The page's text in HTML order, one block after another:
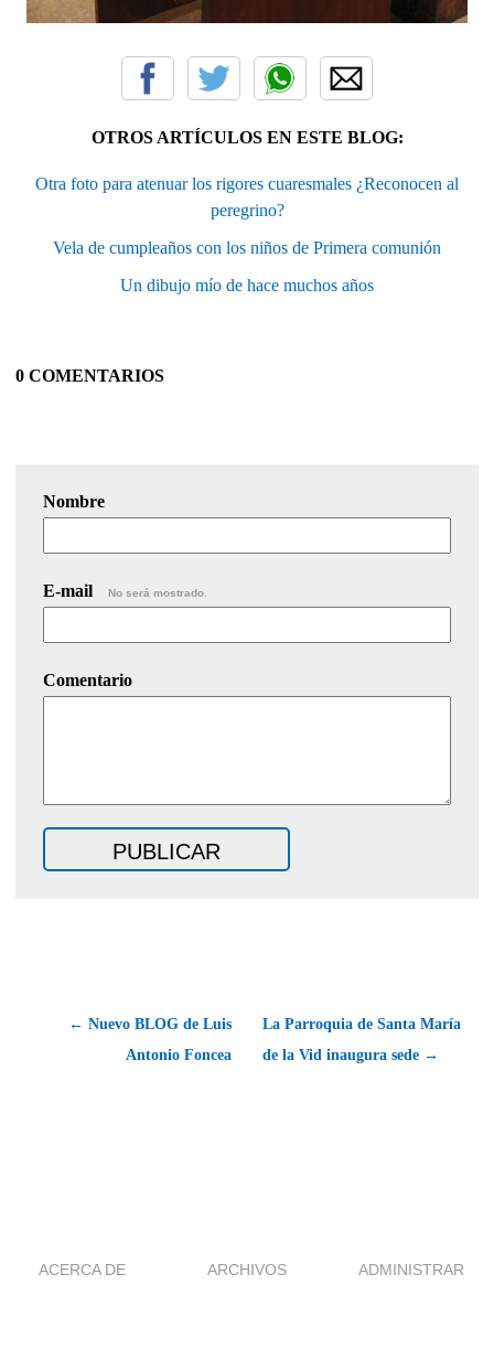
OTROS ARTÍCULOS EN ESTE BLOG:
Otra foto para atenuar los rigores cuaresmales ¿Reconocen al
peregrino?
Vela de cumpleaños con los niños de Primera comunión
Un dibujo mío de hace muchos años
0 COMENTARIOS
Nombre
E-mail No será mostrado.
Comentario
← Nuevo BLOG de Luis
Antonio Foncea
La Parroquia de Santa María
de la Vid inaugura sede →
ACERCA DE ARCHIVOS ADMINISTRAR